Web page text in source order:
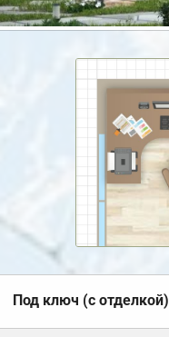
Под ключ (с отделкой)